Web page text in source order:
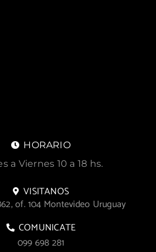
HORARIO
a Viernes 10 a 18 hs.
VISITANOS
of. 104 Montevideo Uruguay
COMUNICATE
099 698 281